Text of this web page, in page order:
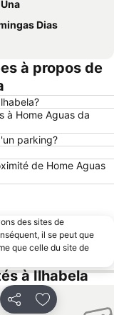
Dias
à propos de
à Home Aguas da
parking?
de Home Aguas
des sites de
il se peut que
que celle du site de
à Ilhabela
PartagerAjouter à